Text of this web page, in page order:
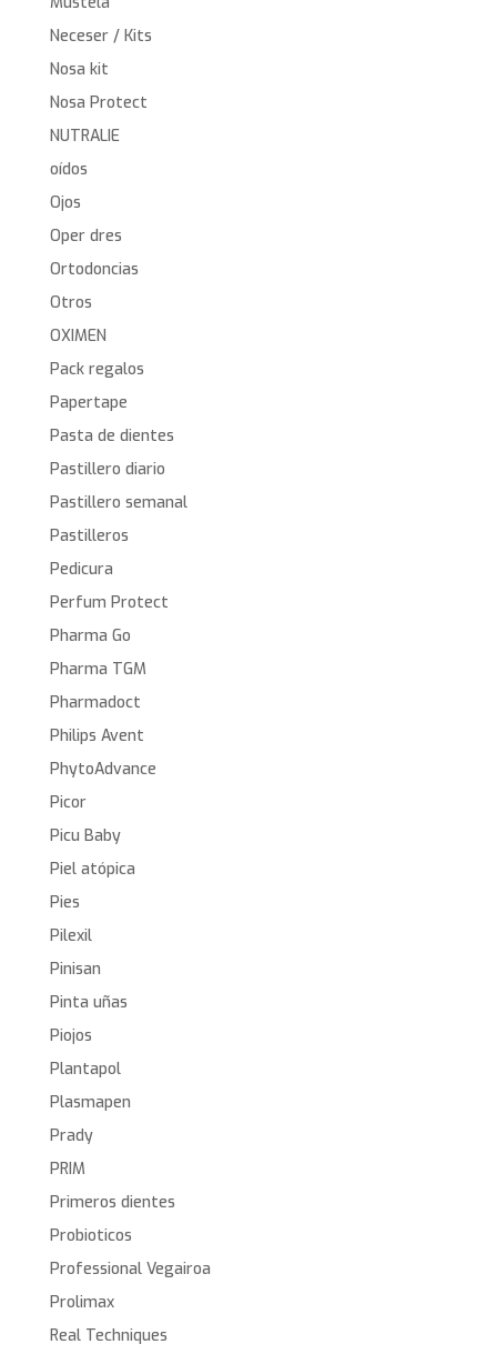
Neceser / Kits
Nosa kit
Nosa Protect
NUTRALIE
oídos
Ojos
Oper dres
Ortodoncias
Otros
OXIMEN
Pack regalos
Papertape
Pasta de dientes
Pastillero diario
Pastillero semanal
Pastilleros
Pedicura
Perfum Protect
Pharma Go
Pharma TGM
Pharmadoct
Philips Avent
PhytoAdvance
Picor
Picu Baby
Piel atópica
Pies
Pilexil
Pinisan
Pinta uñas
Piojos
Plantapol
Plasmapen
Prady
PRIM
Primeros dientes
Probioticos
Professional Vegairoa
Prolimax
Real Techniques